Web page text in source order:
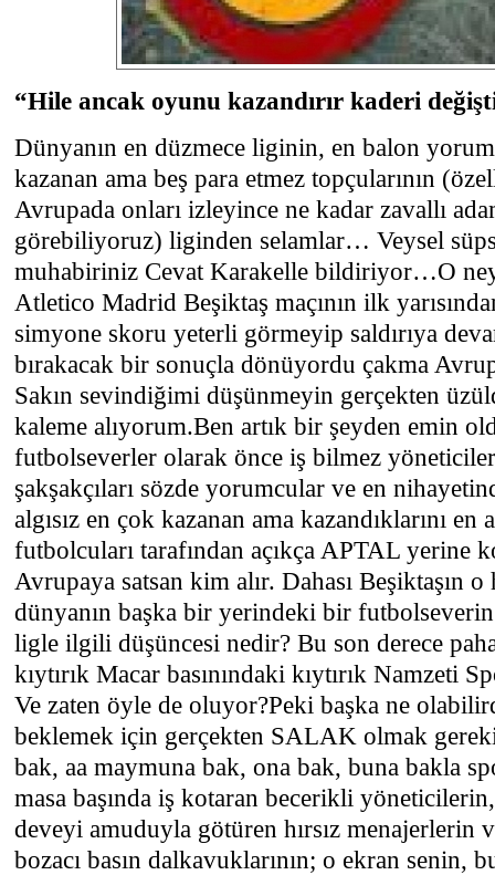
“Hile ancak oyunu kazandırır kaderi
Dünyanın en düzmece liginin, en balon
kazanan ama beş para etmez topçularının
Avrupada onları izleyince ne kadar zavallı
görebiliyoruz) liginden selamlar… Veysel
muhabiriniz Cevat Karakelle bildiriyor…O
Atletico Madrid Beşiktaş maçının ilk
simyone skoru yeterli görmeyip saldırıya
bırakacak bir sonuçla dönüyordu çakma
Sakın sevindiğimi düşünmeyin gerçekten
kaleme alıyorum.Ben artık bir şeyden emin
futbolseverler olarak önce iş bilmez
şakşakçıları sözde yorumcular ve en
algısız en çok kazanan ama kazandıklarını
futbolcuları tarafından açıkça APTAL yerine
Avrupaya satsan kim alır. Dahası Beşiktaşın
dünyanın başka bir yerindeki bir
ligle ilgili düşüncesi nedir? Bu son derece
kıytırık Macar basınındaki kıytırık Namzeti
Ve zaten öyle de oluyor?Peki başka ne
beklemek için gerçekten SALAK olmak
bak, aa maymuna bak, ona bak, buna bakla
masa başında iş kotaran becerikli
deveyi amuduyla götüren hırsız menajerlerin
bozacı basın dalkavuklarının; o ekran senin,